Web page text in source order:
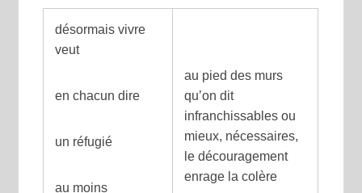
désormais vivre
veut
en chacun dire
un réfugié
au moins
au pied des murs
qu’on dit
infranchissables ou
mieux, nécessaires,
le découragement
enrage la colère